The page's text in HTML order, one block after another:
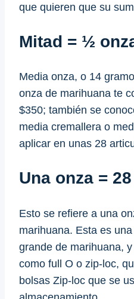
que quieren que su
Mitad = ½
Media onza, o 14
onza de marihuana te
$350; también se
media cremallera o
aplicar en unas 28
Una onza =
Esto se refiere a una
marihuana. Esta es
grande de marihuana,
como full O o zip-loc,
bolsas Zip-loc que se